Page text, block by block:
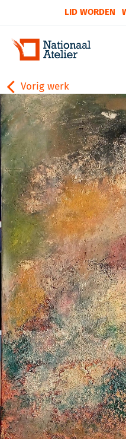
LID WORDEN
Vorig werk